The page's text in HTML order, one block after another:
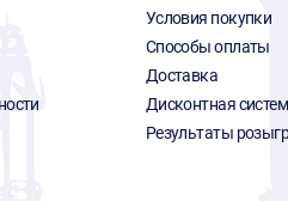
Условия покупки
Способы оплаты
Доставка
Дисконтная
Результаты